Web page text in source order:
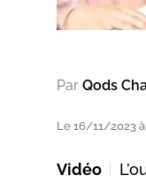
Par Qods
Le 16/11/2023 à
Vidéo